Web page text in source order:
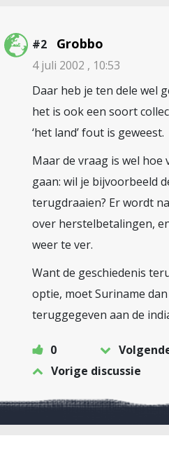
#2 Grobbo
4 juli 2002 , 10:53
Daar heb je ten dele wel
het is ook een soort
‘het land’ fout is geweest.
Maar de vraag is wel hoe
gaan: wil je bijvoorbeeld
terugdraaien? Er wordt
over herstelbetalingen,
weer te ver.
Want de geschiedenis
optie, moet Suriname
teruggegeven aan de
0
Vorige discussie